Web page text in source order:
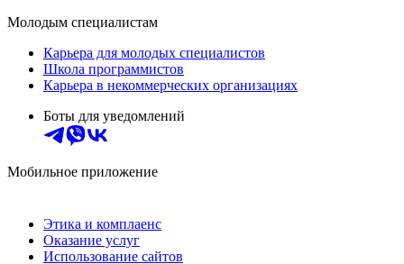
Молодым специалистам
Карьера для молодых специалистов
Школа программистов
Карьера в некоммерческих организациях
Боты для уведомлений
Мобильное приложение
Этика и комплаенс
Оказание услуг
Использование сайтов